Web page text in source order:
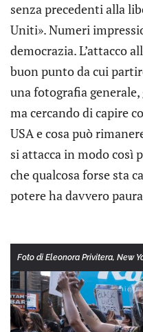
senza precedenti alla
Uniti». Numeri
democrazia. L’attacco
buon punto da cui
una fotografia
ma cercando di capire
USA e cosa può
si attacca in modo così
che qualcosa forse sta
potere ha davvero
Foto di Eleonora Privitera, New